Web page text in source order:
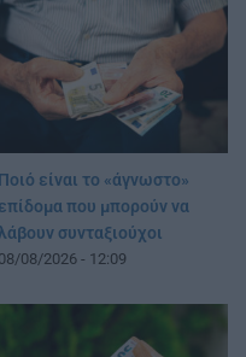
Ποιό είναι το «άγνωστο»
επίδομα που μπορούν να
συνταξιούχοι
08/08/2026 - 12:09